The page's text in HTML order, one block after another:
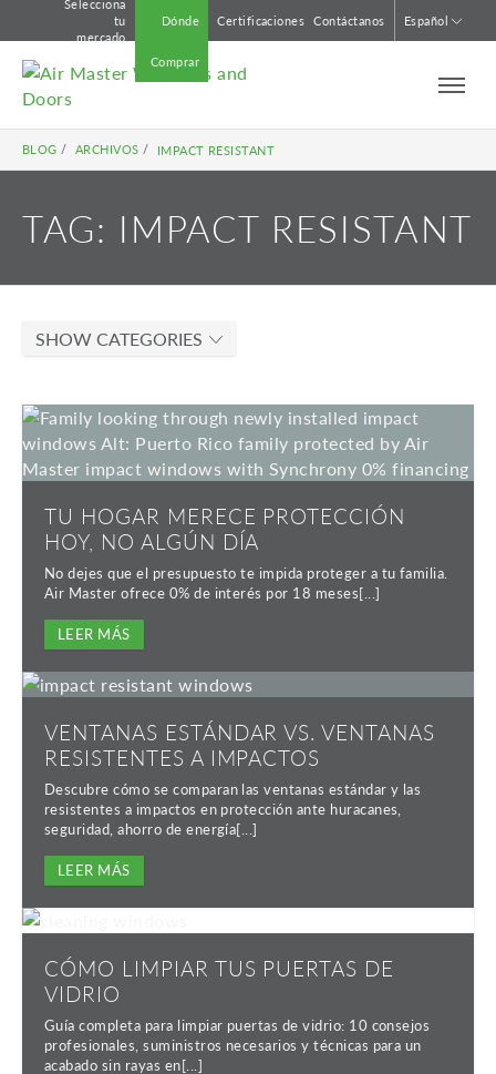
al
contenido
Selecciona
tu
mercado
Dónde
Comprar
Certificaciones Contáctanos Español
BLOG / ARCHIVOS / IMPACT RESISTANT
TAG: IMPACT RESISTANT
SHOW CATEGORIES
TU HOGAR MERECE PROTECCIÓN
HOY, NO ALGÚN DÍA
No dejes que el presupuesto te impida proteger a tu familia.
Air Master ofrece 0% de interés por 18 meses[...]
LEER MÁS
VENTANAS ESTÁNDAR VS. VENTANAS
RESISTENTES A IMPACTOS
Descubre cómo se comparan las ventanas estándar y las
resistentes a impactos en protección ante huracanes,
seguridad, ahorro de energía[...]
LEER MÁS
CÓMO LIMPIAR TUS PUERTAS DE
VIDRIO
Guía completa para limpiar puertas de vidrio: 10 consejos
profesionales, suministros necesarios y técnicas para un
acabado sin rayas en[...]